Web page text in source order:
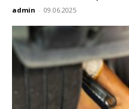
admin - 09.06.2025